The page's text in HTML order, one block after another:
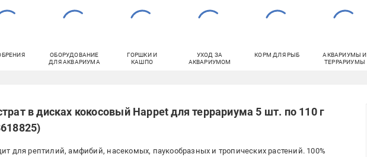
ОБОРУДОВАНИЕ
ДЛЯ АКВАРИУМА
ГОРШКИ И
КАШПО
УХОД ЗА
АКВАРИУМОМ
КОРМ ДЛЯ РЫБ
АКВАРИУМЫ И
ТЕРРАРИУМЫ
в дисках кокосовый Happet для террариума 5 шт. по 110 г
для рептилий, амфибий, насекомых, паукообразных и тропических растений. 100%